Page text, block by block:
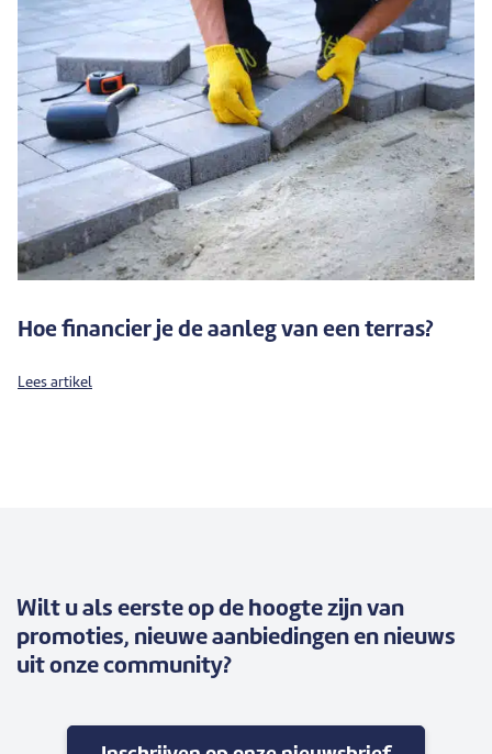
Hoe financier je de aanleg van een terras?
Lees artikel
Wilt u als eerste op de hoogte zijn van
promoties, nieuwe aanbiedingen en nieuws
uit onze community?